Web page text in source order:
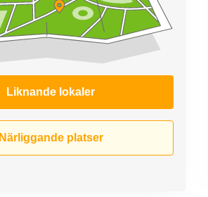
Liknande lokaler
Närliggande platser